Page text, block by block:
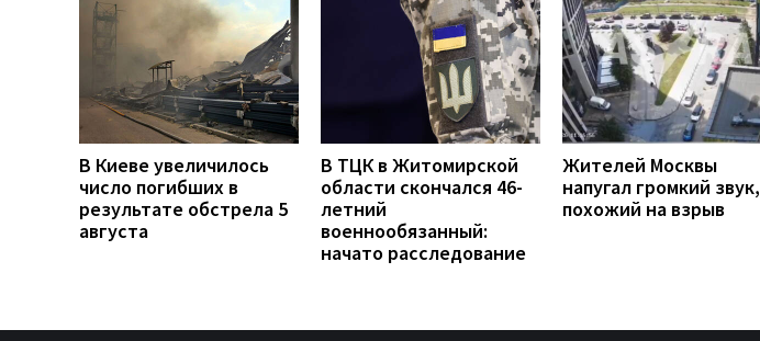
В Киеве увеличилось
число погибших в
результате обстрела 5
августа
В ТЦК в Житомирской
области скончался 46-
летний
военнообязанный:
начато расследование
Жителей Москвы
напугал громкий звук,
похожий на взрыв